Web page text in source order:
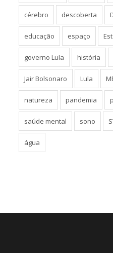
cérebro descoberta
educação espaço
governo Lula história
Jair Bolsonaro Lula
natureza pandemia
saúde mental sono
água